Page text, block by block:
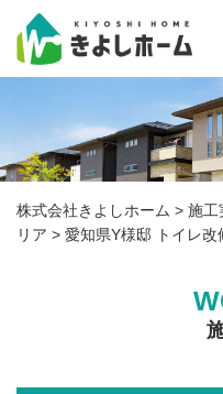
株式会社きよしホーム > 施工
リア > 愛知県Y様邸 トイレ改